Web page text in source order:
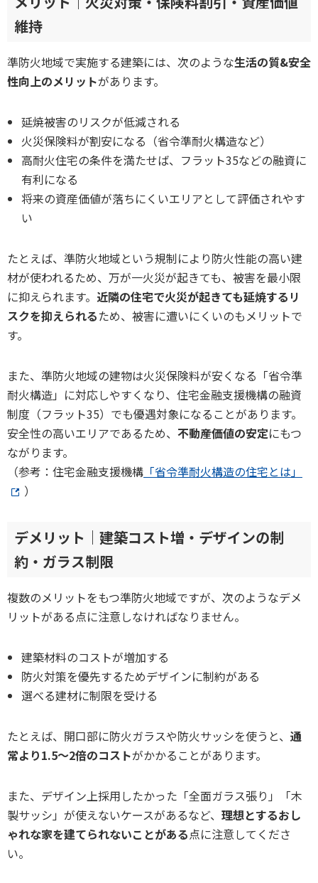
維持
準防火地域で実施する建築には、次のような生活の質&安全
性向上のメリットがあります。
延焼被害のリスクが低減される
火災保険料が割安になる（省令準耐火構造など）
高耐火住宅の条件を満たせば、フラット35などの融資に
有利になる
将来の資産価値が落ちにくいエリアとして評価されやす
い
たとえば、準防火地域という規制により防火性能の高い建
材が使われるため、万が一火災が起きても、被害を最小限
に抑えられます。 近隣の住宅で火災が起きても延焼するリ
スクを抑えられるため、被害に遭いにくいのもメリットで
す。
また、準防火地域の建物は火災保険料が安くなる「省令準
耐火構造」に対応しやすくなり、住宅金融支援機構の融資
制度（フラット35）でも優遇対象になることがあります。
安全性の高いエリアであるため、 不動産価値の安定にもつ
ながります。
（参考：住宅金融支援機構 「省令準耐火構造の住宅とは」
）
デメリット｜建築コスト増・デザインの制
約・ガラス制限
複数のメリットをもつ準防火地域ですが、次のようなデメ
リットがある点に注意しなければなりません。
建築材料のコストが増加する
防火対策を優先するためデザインに制約がある
選べる建材に制限を受ける
たとえば、開口部に防火ガラスや防火サッシを使うと、 通
常より1.5〜2倍のコストがかかることがあります。
また、デザイン上採用したかった「全面ガラス張り」「木
製サッシ」が使えないケースがあるなど、 理想とするおし
ゃれな家を建てられないことがある点に注意してくださ
い。